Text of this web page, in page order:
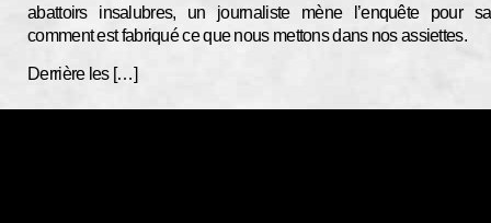
abattoirs insalubres, un journaliste mène l’enquête pour
comment est fabriqué ce que nous mettons dans nos assiettes.
Derrière les […]